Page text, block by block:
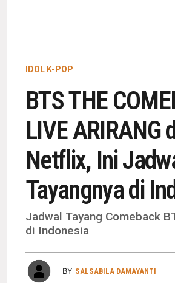
IDOL K-POP
BTS THE
LIVE ARIRANG
Netflix, Ini
Tayangnya di
Jadwal Tayang Comeback
di Indonesia
BY SALSABILA DAMAYANTI